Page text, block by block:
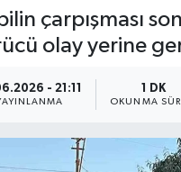
çarpışması
olay yerine
- 21:11 1 DK
OKUNMA